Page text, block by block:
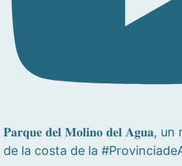
𝐏𝐚𝐫𝐪𝐮𝐞 𝐝𝐞𝐥 𝐌𝐨𝐥𝐢𝐧𝐨 𝐝𝐞𝐥 𝐀𝐠𝐮𝐚,
de la costa de la